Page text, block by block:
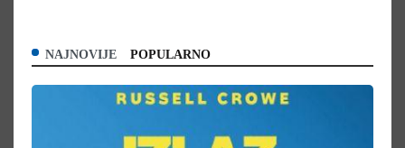
NAJNOVIJE POPULARNO